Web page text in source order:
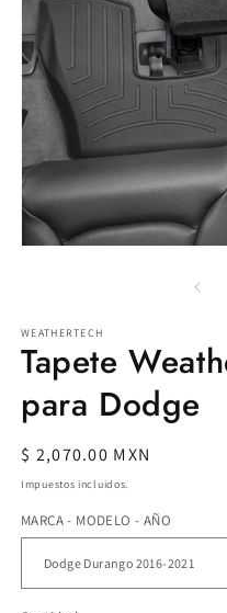
una
ventana
modal
WEATHERTECH
Tapete
para Dodge
Precio
habitual
$ 2,070.00 MXN
Impuestos incluidos.
MARCA - MODELO - AÑO